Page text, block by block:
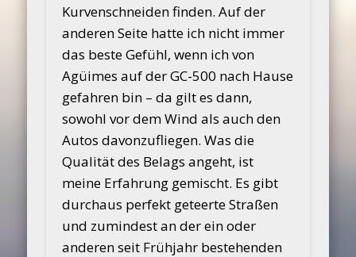
Kurvenschneiden finden. Auf der
anderen Seite hatte ich nicht immer
das beste Gefühl, wenn ich von
Agüimes auf der GC-500 nach Hause
gefahren bin – da gilt es dann,
sowohl vor dem Wind als auch den
Autos davonzufliegen. Was die
Qualität des Belags angeht, ist
meine Erfahrung gemischt. Es gibt
durchaus perfekt geteerte Straßen
und zumindest an der ein oder
anderen seit Frühjahr bestehenden